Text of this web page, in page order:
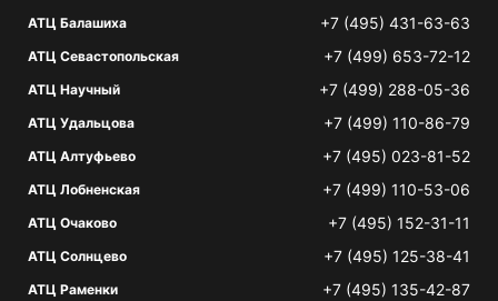
АТЦ Балашиха +7 (495) 431-63-63
АТЦ Севастопольская +7 (499) 653-72-12
АТЦ Научный +7 (499) 288-05-36
АТЦ Удальцова +7 (499) 110-86-79
АТЦ Алтуфьево +7 (495) 023-81-52
АТЦ Лобненская +7 (499) 110-53-06
АТЦ Очаково +7 (495) 152-31-11
АТЦ Солнцево +7 (495) 125-38-41
АТЦ Раменки +7 (495) 135-42-87